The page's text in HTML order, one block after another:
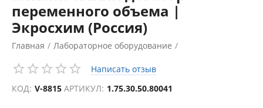
переменного объема |
Экросхим (Россия)
Главная / Лабораторное оборудование /
Дозаторы лабораторные /
Написать отзыв
КОД: V-8815 АРТИКУЛ: 1.75.30.50.80041